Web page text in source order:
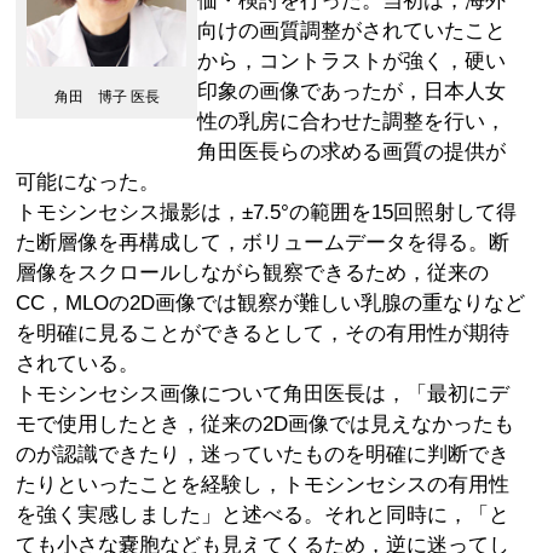
角田 博子 医長
向けの画質調整がされていたこと
から，コントラストが強く，硬い
印象の画像であったが，日本人女
性の乳房に合わせた調整を行い，
角田医長らの求める画質の提供が
可能になった。
トモシンセシス撮影は，±7.5°の範囲を15回照射して得
た断層像を再構成して，ボリュームデータを得る。断
層像をスクロールしながら観察できるため，従来の
CC，MLOの2D画像では観察が難しい乳腺の重なりなど
を明確に見ることができるとして，その有用性が期待
されている。
トモシンセシス画像について角田医長は，「最初にデ
モで使用したとき，従来の2D画像では見えなかったも
のが認識できたり，迷っていたものを明確に判断でき
たりといったことを経験し，トモシンセシスの有用性
を強く実感しました」と述べる。それと同時に，「と
ても小さな嚢胞なども見えてくるため，逆に迷ってし